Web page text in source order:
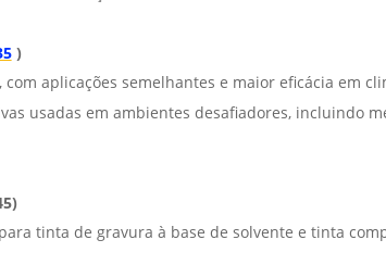
)
com aplicações semelhantes e maior eficácia em
usadas em ambientes desafiadores, incluindo
tinta de gravura à base de solvente e tinta